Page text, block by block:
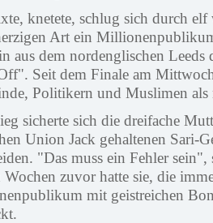
knetete, schlug sich durch
Art ein
aus dem nordenglischen
Seit dem Finale am
Politikern und Muslimen
sicherte sich die dreifache
Union Jack gehaltenen Sari-
"Das muss ein Fehler
Wochen zuvor hatte sie, die
mit geistreichen